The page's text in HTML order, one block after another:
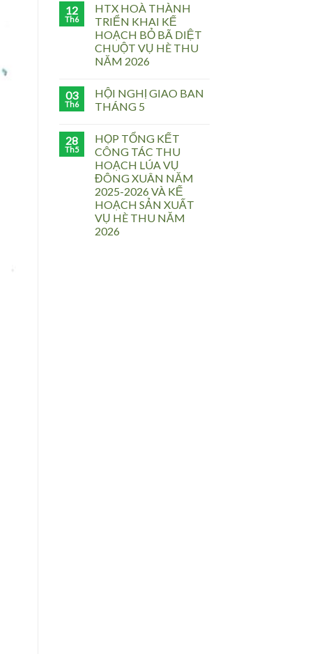
12
Th6
HTX HOÀ THÀNH
TRIỂN KHAI KẾ
HOẠCH BỎ BÃ DIỆT
CHUỘT VỤ HÈ THU
NĂM 2026
03
Th6
HỘI NGHỊ GIAO BAN
THÁNG 5
28
Th5
HỌP TỔNG KẾT
CÔNG TÁC THU
HOẠCH LÚA VỤ
ĐÔNG XUÂN NĂM
2025-2026 VÀ KẾ
HOẠCH SẢN XUẤT
VỤ HÈ THU NĂM
2026